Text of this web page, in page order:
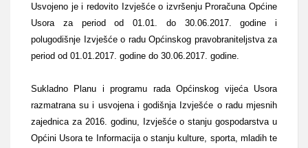
Usvojeno je i redovito Izvješće o izvršenju Proračuna Općine
Usora za period od 01.01. do 30.06.2017. godine i
polugodišnje Izvješće o radu Općinskog pravobraniteljstva za
period od 01.01.2017. godine do 30.06.2017. godine.
Sukladno Planu i programu rada Općinskog vijeća Usora
razmatrana su i usvojena i godišnja Izvješće o radu mjesnih
zajednica za 2016. godinu, Izvješće o stanju gospodarstva u
Općini Usora te Informacija o stanju kulture, sporta, mladih te